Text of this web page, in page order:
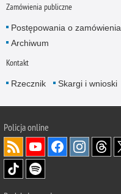
Zamówienia publiczne
Postępowania o zamówienia
Archiwum
Kontakt
Rzecznik Skargi i wnioski
Policjaonline